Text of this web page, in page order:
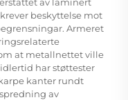
beskyttelse mot
Armeret
at metallnettet ville
har støttester
kanter rundt
av